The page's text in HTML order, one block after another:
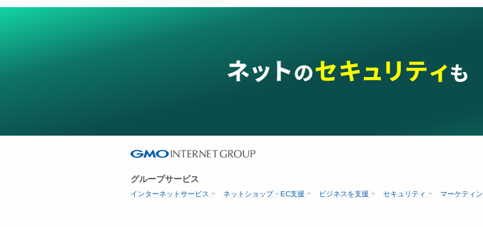
グループサービス
インターネットサービス ネットショップ・EC支援 ビジネスを支援 セキュリティ マーケティ